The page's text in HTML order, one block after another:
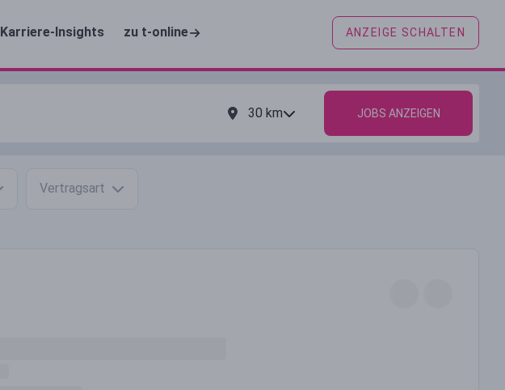
Karriere-Insights zu t-online ANZEIGE SCHALTEN
30 km JOBS ANZEIGEN
Vertragsart